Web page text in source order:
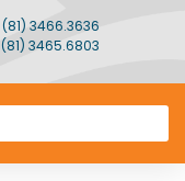
(81) 3466.3636
(81) 3465.6803